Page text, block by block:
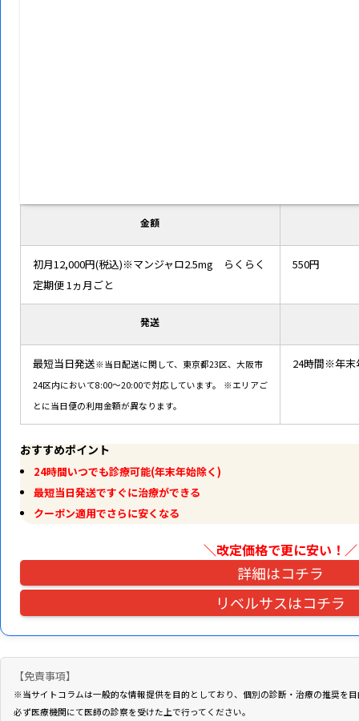
金額
初月12,000円(税込)※マンジャロ2.5mg らくらく
定期便 1ヵ月ごと
550円
発送
最短当日発送※当日配送に関して、東京都23区、大阪市
24区内において8:00～20:00で対応しています。
※エリアご
とに当日便の利用金額が異なります。
24時間※年末
おすすめポイント
24時間いつでも診療可能(年末年始除く)
最短当日発送ですぐに治療ができる
クーポン適用でさらに安くなる
＼改定価格で更に安い！ ／
詳細はコチラ
リベルサスはコチラ
【免責事項】
※当サイトコラムは一般的な情報提供を目的としており、個別の診断・治療の推奨を
必ず医療機関にて医師の診察を受けた上で行ってください。